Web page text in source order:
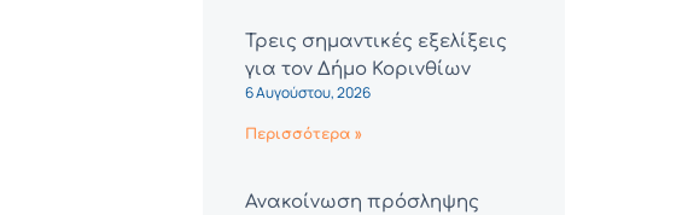
Τρεις σημαντικές εξελίξεις
για τον Δήμο Κορινθίων
6 Αυγούστου, 2026
Περισσότερα »
Ανακοίνωση πρόσληψης